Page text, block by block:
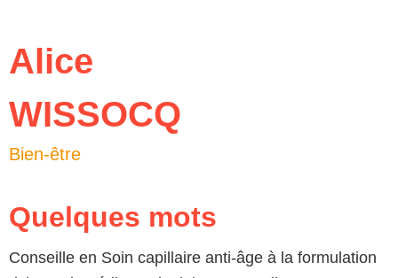
Alice
WISSOCQ
Bien-être
Quelques mots
Conseille en Soin capillaire anti-âge à la formulation